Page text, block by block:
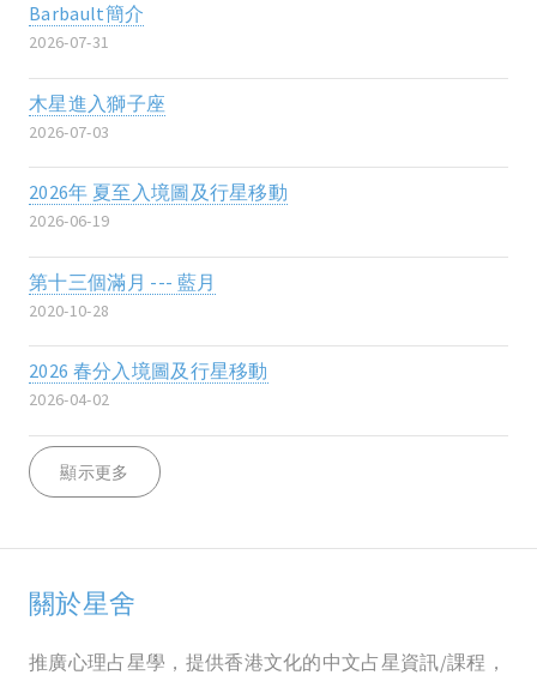
Barbault簡介
2026-07-31
木星進入獅子座
2026-07-03
2026年 夏至入境圖及行星移動
2026-06-19
第十三個滿月 --- 藍月
2020-10-28
2026 春分入境圖及行星移動
2026-04-02
顯示更多
關於星舍
推廣心理占星學，提供香港文化的中文占星資訊/課程，